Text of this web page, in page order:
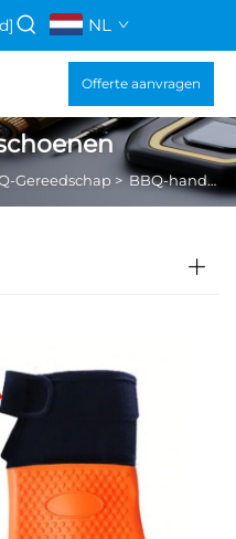
NL
Offerte aanvragen
Gereedschap >BBQ-handschoenen